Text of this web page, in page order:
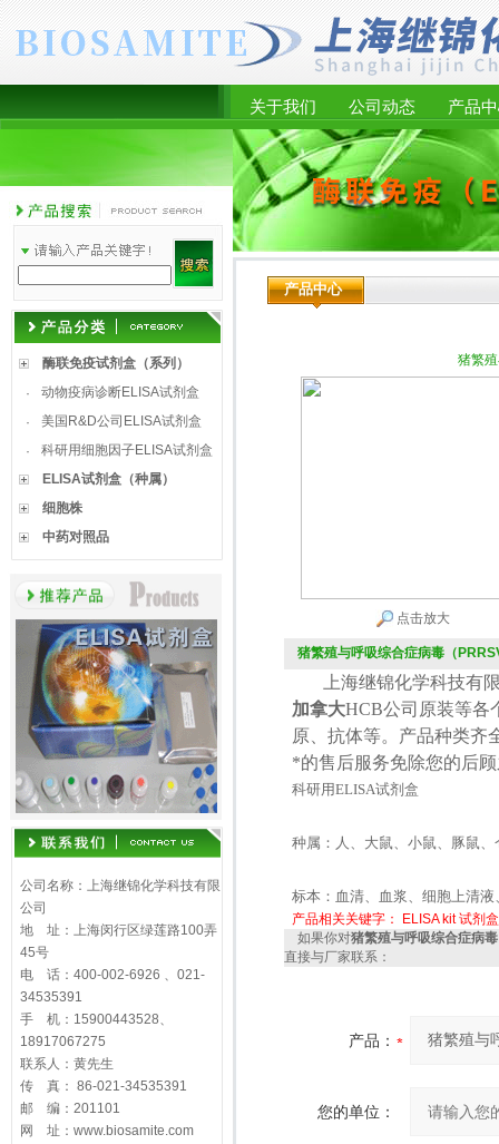
关于我们 公司动态 产品
酶联免疫试剂盒（系列）
·
动物疫病诊断ELISA试剂盒
·
美国R&D公司ELISA试剂盒
·
科研用细胞因子ELISA试剂盒
ELISA试剂盒（种属）
细胞株
中药对照品
公司名称：上海继锦化学科技有限
公司
地 址：上海闵行区绿莲路100弄
45号
电 话：400-002-6926 、021-
34535391
手 机：15900443528、
18917067275
联系人：黄先生
传 真： 86-021-34535391
邮 编：201101
网 址：www.biosamite.com
产品中心
猪繁
点击放大
猪繁殖与呼吸综合症病毒（
上海继锦化学科技有限
加拿大HCB公司原装等各
原、抗体等。产品种类齐
*的售后服务免除您的后
科研用ELISA试剂盒
种属：人、大鼠、小鼠、豚鼠
标本：血清、血浆、细胞上清
产品相关关键字： ELISA kit 试剂盒
如果你对猪繁殖与呼吸综合症病
直接与厂家联系：
产品：
您的单位：